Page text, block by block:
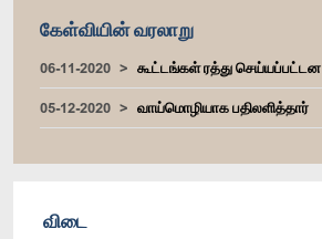
கேள்வியின் வரலாறு
06-11-2020
கூட்டங்கள் ரத்து செய்யப்பட்டன
05-12-2020
வாய்மொழியாக பதிலளித்தார்
விடை